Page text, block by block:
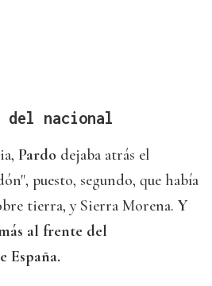
del nacional
Pardo dejaba atrás el
puesto, segundo, que había
tierra, y Sierra Morena. Y
al frente del
España.